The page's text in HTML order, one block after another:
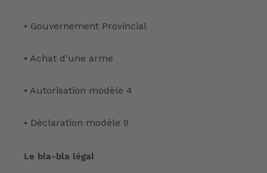
• Gouvernement Provincial
• Achat d'une arme
• Autorisation modèle 4
• Déclaration modèle 9
Le bla-bla légal